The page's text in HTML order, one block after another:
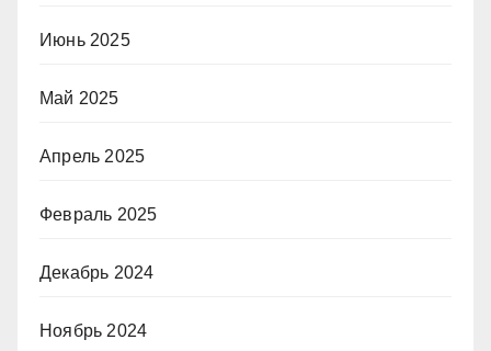
Июнь 2025
Май 2025
Апрель 2025
Февраль 2025
Декабрь 2024
Ноябрь 2024